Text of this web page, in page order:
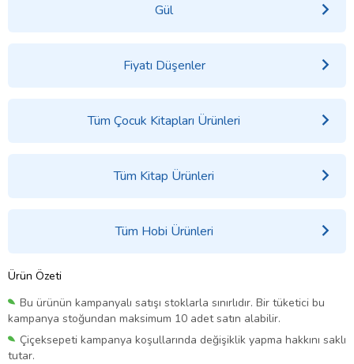
Gül
Fiyatı Düşenler
Tüm Çocuk Kitapları Ürünleri
Tüm Kitap Ürünleri
Tüm Hobi Ürünleri
Ürün Özeti
Bu ürünün kampanyalı satışı stoklarla sınırlıdır. Bir tüketici bu
kampanya stoğundan maksimum 10 adet satın alabilir.
Çiçeksepeti kampanya koşullarında değişiklik yapma hakkını saklı
tutar.